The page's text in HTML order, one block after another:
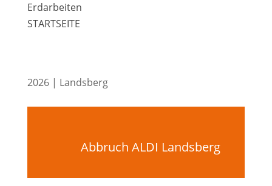
Erdarbeiten
STARTSEITE
2026 | Landsberg
Abbruch ALDI Landsberg